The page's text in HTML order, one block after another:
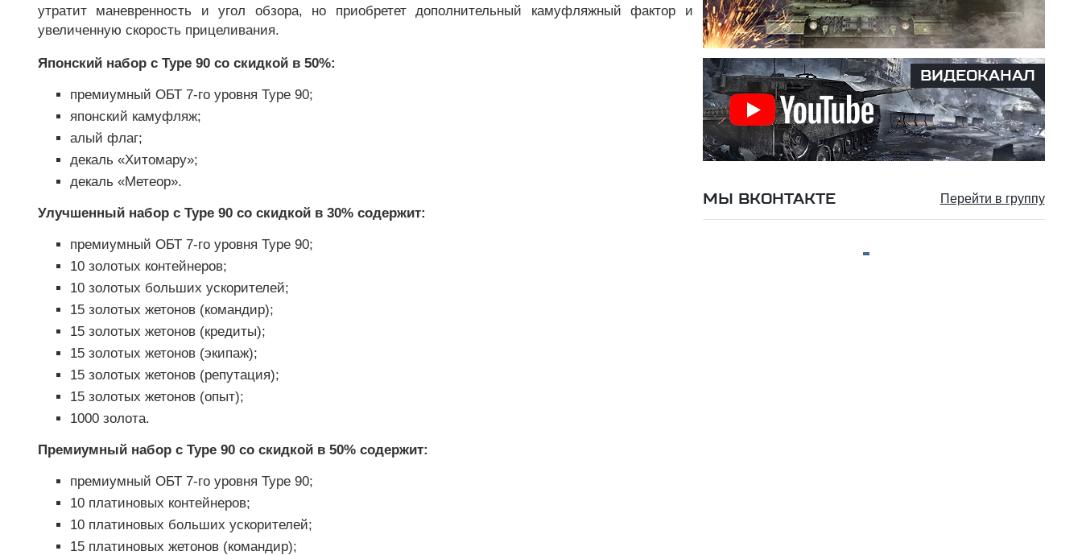
утратит маневренность и угол обзора, но приобретет дополнительный камуфляжный фактор и
увеличенную скорость прицеливания.
Японский набор с Type 90 со скидкой в 50%:
премиумный ОБТ 7-го уровня Type 90;
японский камуфляж;
алый флаг;
декаль «Хитомару»;
декаль «Метеор».
Улучшенный набор с Type 90 со скидкой в 30% содержит:
премиумный ОБТ 7-го уровня Type 90;
10 золотых контейнеров;
10 золотых больших ускорителей;
15 золотых жетонов (командир);
15 золотых жетонов (кредиты);
15 золотых жетонов (экипаж);
15 золотых жетонов (репутация);
15 золотых жетонов (опыт);
1000 золота.
Премиумный набор с Type 90 со скидкой в 50% содержит:
премиумный ОБТ 7-го уровня Type 90;
10 платиновых контейнеров;
10 платиновых больших ускорителей;
15 платиновых жетонов (командир);
ВИДЕОКАНАЛ
МЫ ВКОНТАКТЕ Перейти в группу